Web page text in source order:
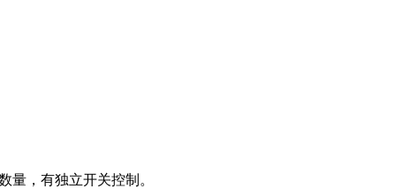
量，有独立开关控制。